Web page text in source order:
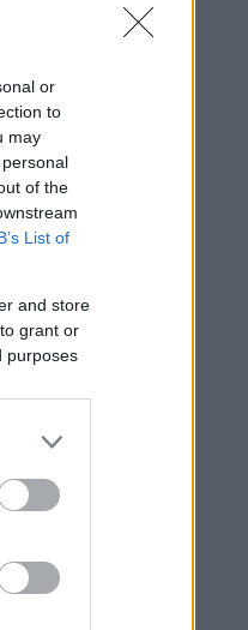
or
to
may
of the
List of
and store
grant or
purposes